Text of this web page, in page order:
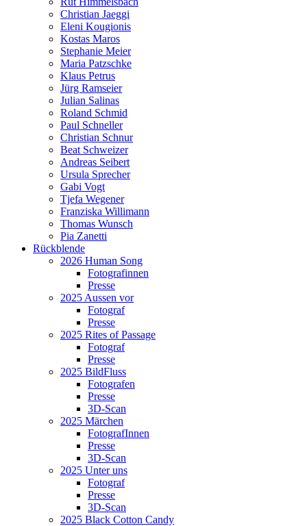
Christian Jaeggi
Eleni Kougionis
Kostas Maros
Stephanie Meier
Maria Patzschke
Klaus Petrus
Jürg Ramseier
Julian Salinas
Roland Schmid
Paul Schneller
Christian Schnur
Beat Schweizer
Andreas Seibert
Ursula Sprecher
Gabi Vogt
Tjefa Wegener
Franziska Willimann
Thomas Wunsch
Pia Zanetti
Rückblende
2026 Human Song
Fotografinnen
Presse
2025 Aussen vor
Fotograf
Presse
2025 Rites of Passage
Fotograf
Presse
2025 BildFluss
Fotografen
Presse
3D-Scan
2025 Märchen
FotografInnen
Presse
3D-Scan
2025 Unter uns
Fotograf
Presse
3D-Scan
2025 Black Cotton Candy